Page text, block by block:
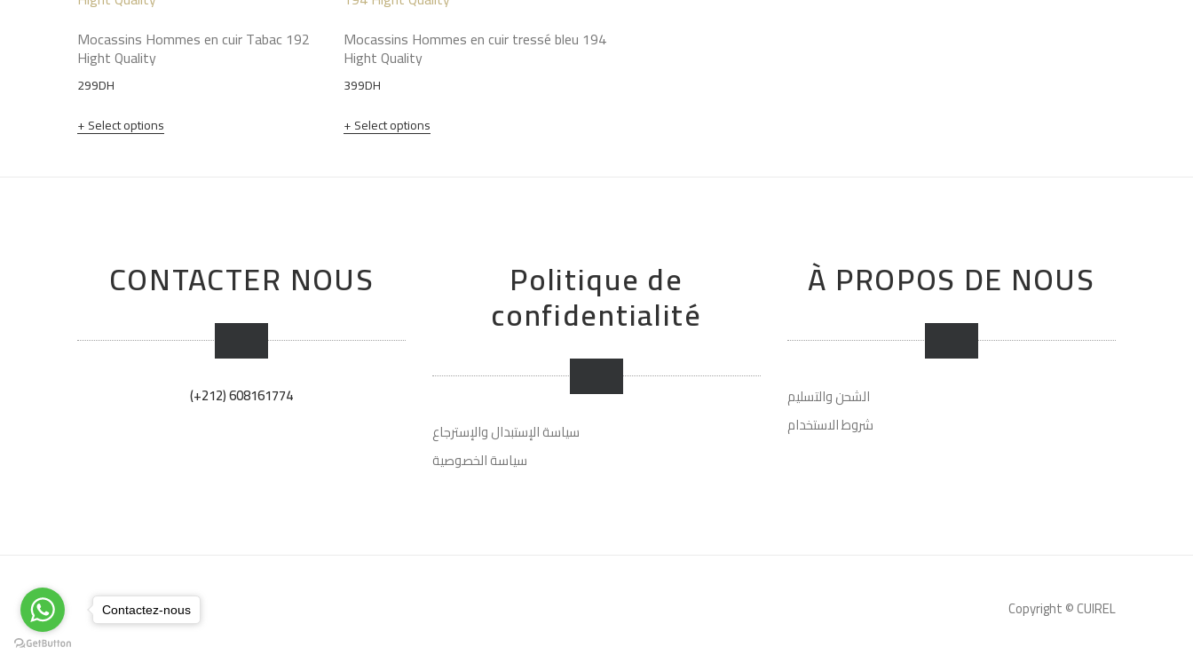
Mocassins Hommes en cuir Tabac 192
Hight Quality
299DH
Select options
Mocassins Hommes en cuir tressé bleu 194
Hight Quality
399DH
Select options
CONTACTER NOUS
(+212) 608161774
Politique de
confidentialité
سياسة الإستبدال والإسترجاع
سياسة الخصوصية
À PROPOS DE NOUS
الشحن والتسليم
شروط الاستخدام
Copyright © CUIREL
Contactez-nous